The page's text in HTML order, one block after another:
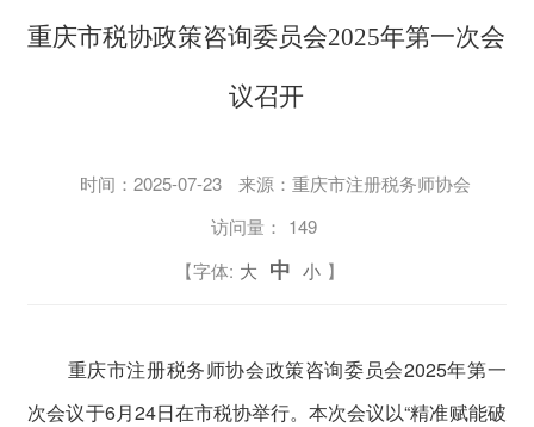
重庆市税协政策咨询委员会2025年第一次会
议召开
时间： 2025-07-23
来源：重庆市注册税务师协会
访问量： 149
【字体: 大 中 小 】
重庆市注册税务师协会政策咨询委员会2025年第一
次会议于6月24日在市税协举行。本次会议以“精准赋能破